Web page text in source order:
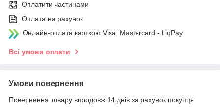
Оплатити частинами
Оплата на рахунок
Онлайн-оплата карткою Visa, Mastercard - LiqPay
Всі умови оплати
Умови повернення
Повернення товару впродовж 14 днів за рахунок покупця